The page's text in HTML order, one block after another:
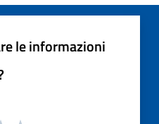
le informazioni